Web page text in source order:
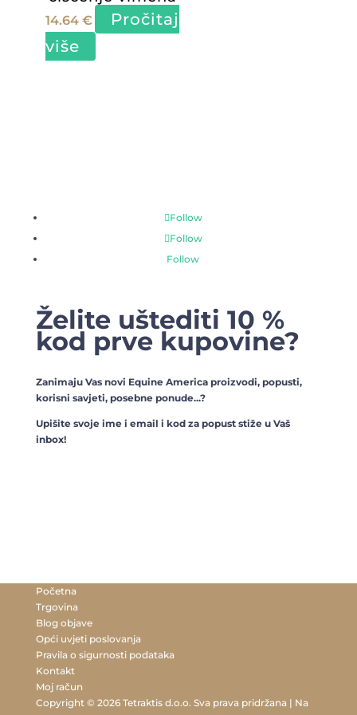
mogu
14.64 €
Pročitaj
više
Follow
Follow
Follow
Želite uštediti 10 %
kod prve kupovine?
Zanimaju Vas novi Equine America proizvodi, popusti,
korisni savjeti, posebne ponude...?
Upišite svoje ime i email i kod za popust stiže u Vaš
inbox!
Početna
Trgovina
Blog objave
Opći uvjeti poslovanja
Pravila o sigurnosti podataka
Kontakt
Moj račun
Copyright © 2026 Tetraktis d.o.o. Sva prava pridržana | Na